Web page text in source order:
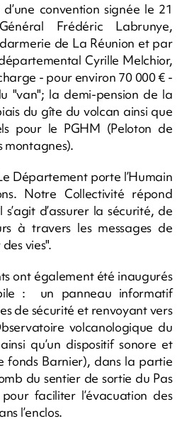
convention signée le 21
Frédéric Labrunye,
de La Réunion et par
Cyrille Melchior,
- pour environ 70 000 € -
"van"; la demi-pension de la
du gîte du volcan ainsi que
pour le PGHM (Peloton de
montagnes).
Département porte l’Humain
Notre Collectivité répond
d’assurer la sécurité, de
à travers les messages de
vies".
ont également été inaugurés
: un panneau informatif
de sécurité et renvoyant vers
volcanologique du
qu’un dispositif sonore et
fonds Barnier), dans la partie
du sentier de sortie du Pas
faciliter l’évacuation des
l’enclos.